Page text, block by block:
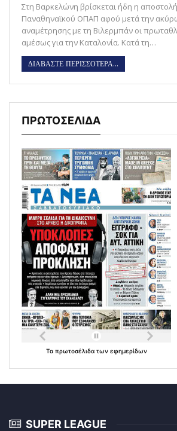
Στη Βαρκελώνη βρίσκεται ήδη η
Παναθηναϊκού ΟΠΑΠ αφού μετά την
αναμέτρησης με τη Βιλερμπάν οι
αμέσως για την Καταλονία. Κατά τη…
ΔΙΑΒΑΣΤΕ ΠΕΡΙΣΣΟΤΕΡΑ...
ΠΡΩΤΟΣΕΛΙΔΑ
Τα πρωτοσέλιδα των εφημερίδων
SUPER LEAGUE